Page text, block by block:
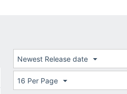
Newest Release date
16 Per Page